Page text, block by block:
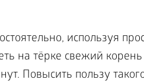
используя
на тёрке свежий
Повысить пользу